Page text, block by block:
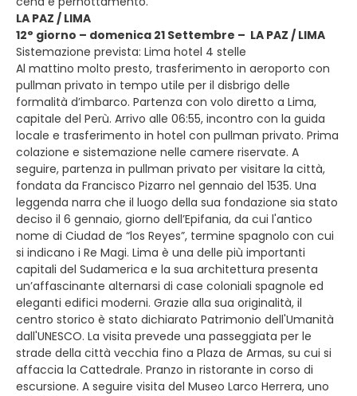
LA PAZ / LIMA
12° giorno – domenica 21 Settembre – LA PAZ / LIMA
Sistemazione prevista: Lima hotel 4 stelle
Al mattino molto presto, trasferimento in aeroporto con
pullman privato in tempo utile per il disbrigo delle
formalità d’imbarco. Partenza con volo diretto a Lima,
capitale del Perù. Arrivo alle 06:55, incontro con la guida
locale e trasferimento in hotel con pullman privato. Prima
colazione e sistemazione nelle camere riservate. A
seguire, partenza in pullman privato per visitare la città,
fondata da Francisco Pizarro nel gennaio del 1535. Una
leggenda narra che il luogo della sua fondazione sia stato
deciso il 6 gennaio, giorno dell’Epifania, da cui l'antico
nome di Ciudad de “los Reyes”, termine spagnolo con cui
si indicano i Re Magi. Lima è una delle più importanti
capitali del Sudamerica e la sua architettura presenta
un’affascinante alternarsi di case coloniali spagnole ed
eleganti edifici moderni. Grazie alla sua originalità, il
centro storico è stato dichiarato Patrimonio dell'Umanità
dall'UNESCO. La visita prevede una passeggiata per le
strade della città vecchia fino a Plaza de Armas, su cui si
affaccia la Cattedrale. Pranzo in ristorante in corso di
escursione. A seguire visita del Museo Larco Herrera, uno